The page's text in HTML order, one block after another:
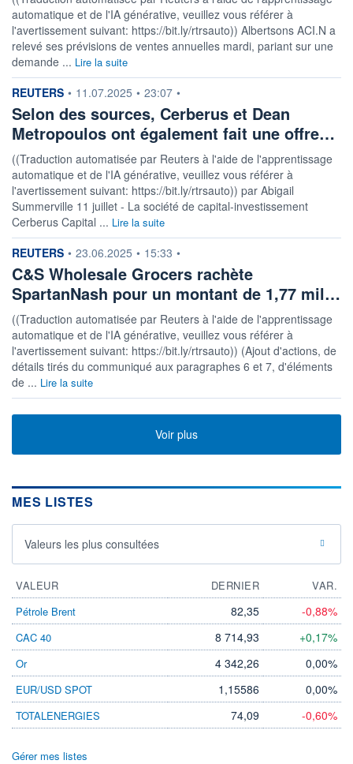
automatique et de l'IA générative, veuillez vous référer à
l'avertissement suivant: https://bit.ly/rtrsauto)) Albertsons ACI.N a
relevé ses prévisions de ventes annuelles mardi, pariant sur une
demande ... Lire la suite
information fournie par
REUTERS • 11.07.2025 • 23:07 •
Selon des sources, Cerberus et Dean
Metropoulos ont également fait une offre…
((Traduction automatisée par Reuters à l'aide de l'apprentissage
automatique et de l'IA générative, veuillez vous référer à
l'avertissement suivant: https://bit.ly/rtrsauto)) par Abigail
Summerville 11 juillet - La société de capital-investissement
Cerberus Capital ... Lire la suite
information fournie par
REUTERS • 23.06.2025 • 15:33 •
C&S Wholesale Grocers rachète
SpartanNash pour un montant de 1,77 mil…
((Traduction automatisée par Reuters à l'aide de l'apprentissage
automatique et de l'IA générative, veuillez vous référer à
l'avertissement suivant: https://bit.ly/rtrsauto)) (Ajout d'actions, de
détails tirés du communiqué aux paragraphes 6 et 7, d'éléments
de ... Lire la suite
Voir plus
MES LISTES
Valeurs les plus consultées
VALEUR DERNIER
VAR.
Pétrole Brent
82,35 -0,88%
CAC 40 8 714,93 +0,17%
Or 4 342,26 0,00%
EUR/USD SPOT 1,15586 0,00%
TOTALENERGIES 74,09 -0,60%
Gérer mes listes